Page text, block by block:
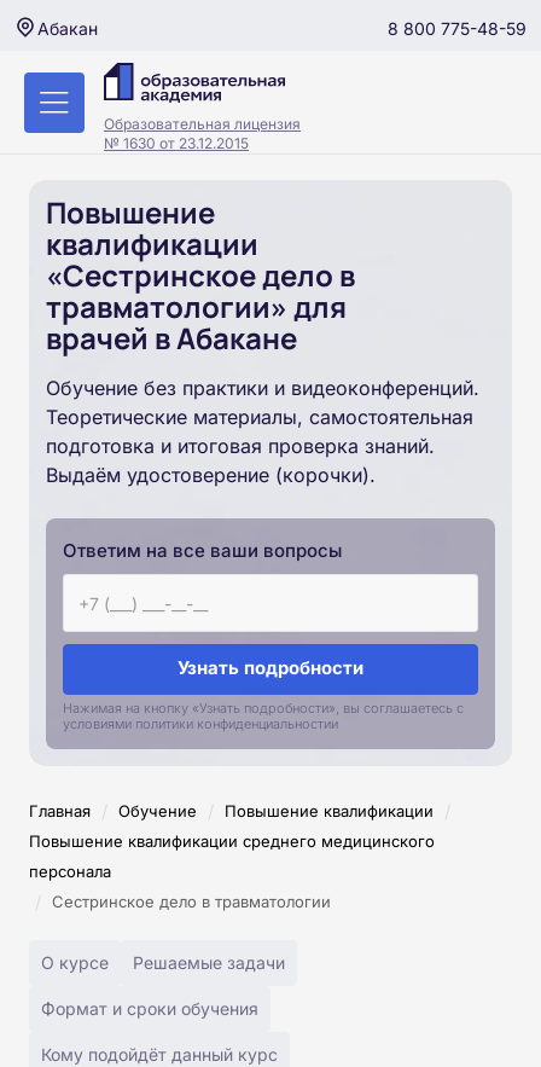
Абакан 8 800 775-48-59
Образовательная лицензия
№ 1630 от 23.12.2015
Повышение
квалификации
«Сестринское дело в
травматологии» для
врачей в Абакане
Обучение без практики и видеоконференций.
Теоретические материалы, самостоятельная
подготовка и итоговая проверка знаний.
Выдаём удостоверение (корочки).
Ответим на все ваши вопросы
Узнать подробности
Нажимая на кнопку «Узнать подробности», вы соглашаетесь с
условиями политики конфиденциальностии
Главная / Обучение / Повышение квалификации /
Повышение квалификации среднего медицинского
персонала
/ Сестринское дело в травматологии
О курсе Решаемые задачи
Формат и сроки обучения
Кому подойдёт данный курс